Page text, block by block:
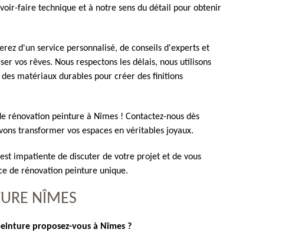
faire technique et à notre sens du détail pour obtenir
d'un service personnalisé, de conseils d'experts et
vos rêves. Nous respectons les délais, nous utilisons
matériaux durables pour créer des finitions
rénovation peinture à Nîmes ! Contactez-nous dès
transformer vos espaces en véritables joyaux.
impatiente de discuter de votre projet et de vous
de rénovation peinture unique.
NÎMES
proposez-vous à Nîmes ?